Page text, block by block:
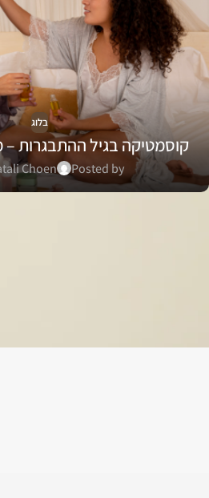
בלוג
קוסמטיקה בגיל ההתבגרות
Posted by
Choen